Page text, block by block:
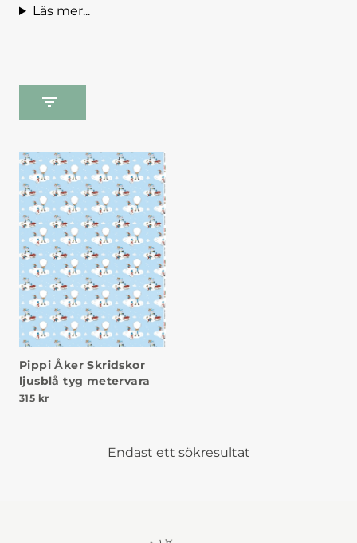
Läs mer...
Pippi Åker Skridskor
ljusblå tyg metervara
315 kr
Endast ett sökresultat